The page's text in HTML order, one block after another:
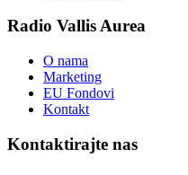
Radio Vallis Aurea
O nama
Marketing
EU Fondovi
Kontakt
Kontaktirajte nas